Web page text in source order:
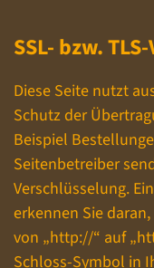
SSL- bzw.
Diese Seite nutzt
Schutz der
Beispiel
Seitenbetreiber
Verschlüsselung.
erkennen Sie
von „http://“ auf
Schloss-Symbol in